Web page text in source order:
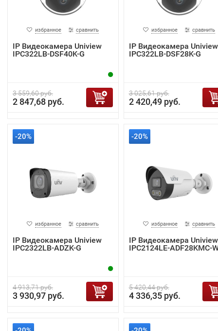
избранное сравнить
IP Видеокамера Uniview
IPC322LB-DSF40K-G
3 559,60 руб.
2 847,68 руб.
избранное сравнить
IP Видеокамера Uniview
IPC322LB-DSF28K-G
3 025,61 руб.
2 420,49 руб.
-20%
избранное сравнить
IP Видеокамера Uniview
IPC2322LB-ADZK-G
4 913,71 руб.
3 930,97 руб.
-20%
избранное сравнить
IP Видеокамера Uniview
IPC2124LE-ADF28KMC-
5 420,44 руб.
4 336,35 руб.